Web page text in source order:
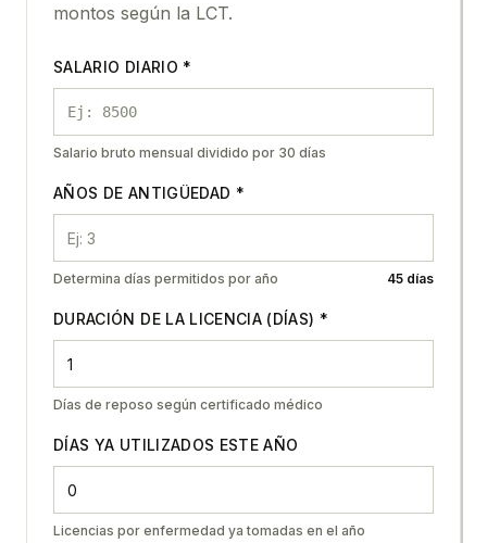
montos según la LCT.
SALARIO DIARIO *
Salario bruto mensual dividido por 30 días
AÑOS DE ANTIGÜEDAD *
Determina días permitidos por año 45 días
DURACIÓN DE LA LICENCIA (DÍAS) *
Días de reposo según certificado médico
DÍAS YA UTILIZADOS ESTE AÑO
Licencias por enfermedad ya tomadas en el año